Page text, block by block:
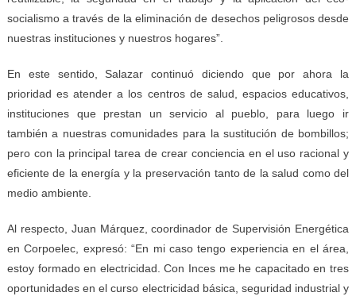
socialismo a través de la eliminación de desechos peligrosos desde
nuestras instituciones y nuestros hogares”.
En este sentido, Salazar continuó diciendo que por ahora la
prioridad es atender a los centros de salud, espacios educativos,
instituciones que prestan un servicio al pueblo, para luego ir
también a nuestras comunidades para la sustitución de bombillos;
pero con la principal tarea de crear conciencia en el uso racional y
eficiente de la energía y la preservación tanto de la salud como del
medio ambiente.
Al respecto, Juan Márquez, coordinador de Supervisión Energética
en Corpoelec, expresó: “En mi caso tengo experiencia en el área,
estoy formado en electricidad. Con Inces me he capacitado en tres
oportunidades en el curso electricidad básica, seguridad industrial y